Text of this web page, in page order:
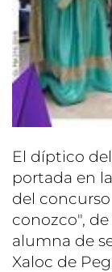
El díptico
portada en
del
conozco",
alumna de
Xaloc de